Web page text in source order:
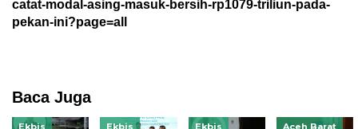
catat-modal-asing-masuk-bersih-rp1079-triliun-pada-
pekan-ini?page=all
Baca Juga